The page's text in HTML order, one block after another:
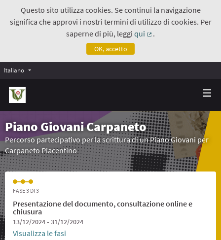
Questo sito utilizza cookies. Se continui la navigazione
significa che approvi i nostri termini di utilizzo di cookies. Per
saperne di più, leggiqui
.
OK, accetto
Italiano
Piano Giovani Carpaneto
Percorso partecipativo per la scrittura di un Piano Giovani per
Carpaneto Piacentino
FASE 3 DI 3
Presentazione del documento, consultazione online e
chiusura
13/12/2024 - 31/12/2024
Visualizza le fasi